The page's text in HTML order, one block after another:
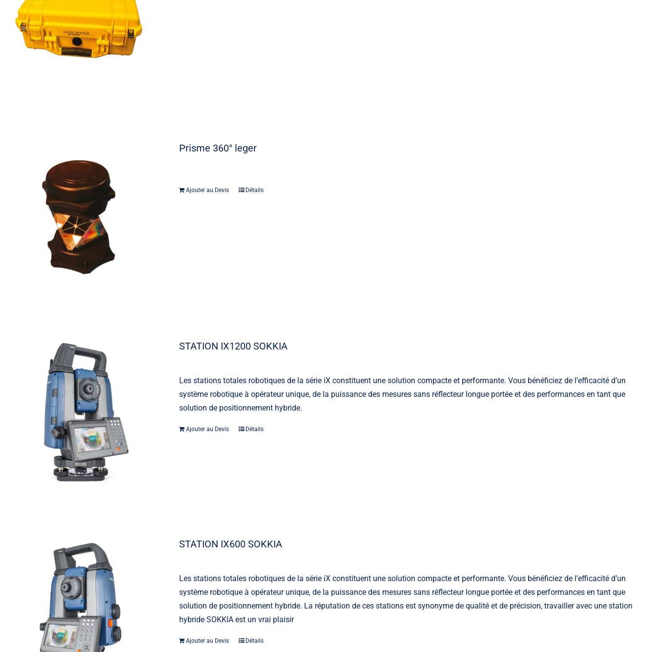
Prisme 360° leger
Ajouter au Devis Détails
STATION IX1200 SOKKIA
Les stations totales robotiques de la série iX constituent une solution compacte et performante. Vous bénéficiez de l’efficacité d’un
système robotique à opérateur unique, de la puissance des mesures sans réflecteur longue portée et des performances en tant que
solution de positionnement hybride.
Ajouter au Devis Détails
STATION IX600 SOKKIA
Les stations totales robotiques de la série iX constituent une solution compacte et performante. Vous bénéficiez de l’efficacité d’un
système robotique à opérateur unique, de la puissance des mesures sans réflecteur longue portée et des performances en tant que
solution de positionnement hybride. La réputation de ces stations est synonyme de qualité et de précision, travailler avec une station
hybride SOKKIA est un vrai plaisir
Ajouter au Devis Détails